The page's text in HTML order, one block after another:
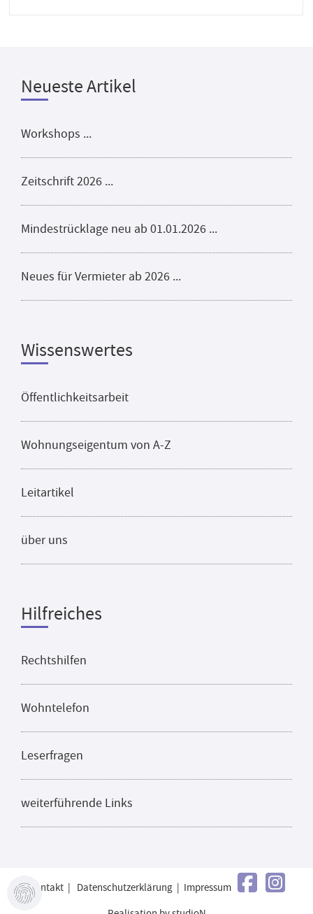
Neueste Artikel
Workshops ...
Zeitschrift 2026 ...
Mindestrücklage neu ab 01.01.2026 ...
Neues für Vermieter ab 2026 ...
Wissenswertes
Öffentlichkeitsarbeit
Wohnungseigentum von A-Z
Leitartikel
über uns
Hilfreiches
Rechtshilfen
Wohntelefon
Leserfragen
weiterführende Links
Kontakt| Datenschutzerklärung| Impressum